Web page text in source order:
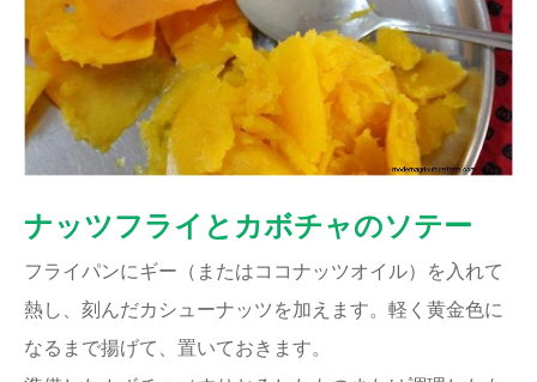
ナッツフライとカボチャのソテー
フライパンにギー（またはココナッツオイル）を入れて
熱し、刻んだカシューナッツを加えます。軽く黄金色に
なるまで揚げて、置いておきます。